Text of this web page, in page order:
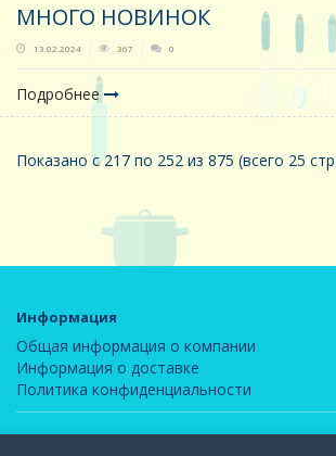
МНОГО НОВИНОК
13.02.2024 367 0
Подробнее
Показано с 217 по 252 из 875 (всего 25
Информация
Общая информация о компании
Информация о доставке
Политика конфиденциальности